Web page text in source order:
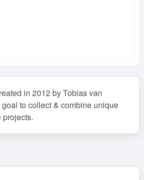
in 2012 by Tobias van
to collect & combine unique
projects.